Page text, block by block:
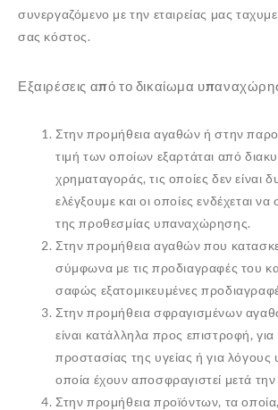
συνεργαζόμενο με την εταιρείας μας
σας κόστος.
Εξαιρέσεις από το δικαίωμα
Στην προμήθεια αγαθών ή στην
τιμή των οποίων εξαρτάται από
χρηματαγοράς, τις οποίες δεν είναι
ελέγξουμε και οι οποίες ενδέχεται
της προθεσμίας υπαναχώρησης.
Στην προμήθεια αγαθών που
σύμφωνα με τις προδιαγραφές του
σαφώς εξατομικευμένες
Στην προμήθεια σφραγισμένων
είναι κατάλληλα προς επιστροφή,
προστασίας της υγείας ή για λόγους
οποία έχουν αποσφραγιστεί μετά
Στην προμήθεια προϊόντων, τα